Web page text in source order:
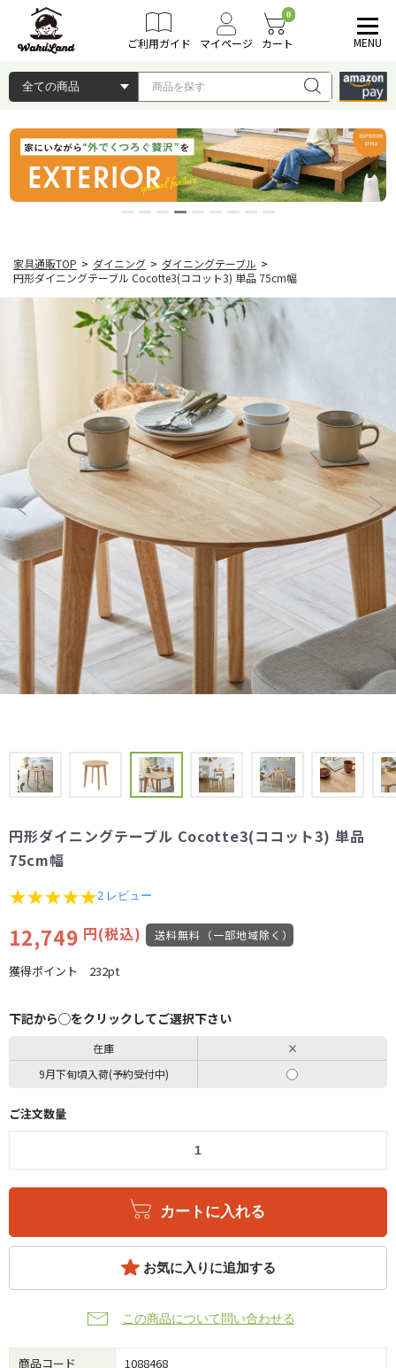
ご利用ガイド マイページ
0
カート MENU
家具通販TOP > ダイニング > ダイニングテーブル >
円形ダイニングテーブル Cocotte3(ココット3) 単品 75cm幅
円形ダイニングテーブル Cocotte3(ココット3) 単品
75cm幅
5.0
rating
2 レビュー
12,749 円(税込) 送料無料（一部地域除く）
獲得ポイント 232pt
下記から◯をクリックしてご選択下さい
在庫
×
9月下旬頃入荷(予約受付中)
ご注文数量
カートに入れる
お気に入りに追加する
この商品について問い合わせる
商品コード
1088468